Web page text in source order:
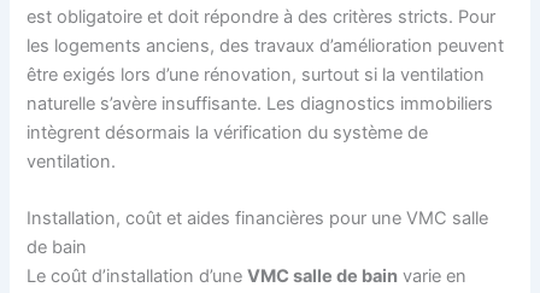
est obligatoire et doit répondre à des critères stricts. Pour
les logements anciens, des travaux d’amélioration peuvent
être exigés lors d’une rénovation, surtout si la ventilation
naturelle s’avère insuffisante. Les diagnostics immobiliers
intègrent désormais la vérification du système de
ventilation.
Installation, coût et aides financières pour une VMC salle
de bain
Le coût d’installation d’uneVMC salle de bain varie en